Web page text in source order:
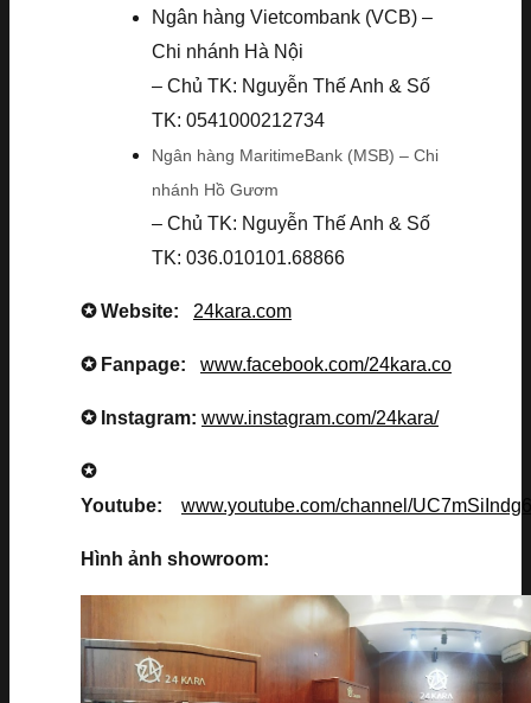
Ngân hàng Vietcombank (VCB) –
Chi nhánh Hà Nội
– Chủ TK: Nguyễn Thế Anh & Số
TK: 0541000212734
Ngân hàng MaritimeBank (MSB) – Chi
nhánh Hồ Gươm
– Chủ TK: Nguyễn Thế Anh & Số
TK: 036.010101.68866
✪ Website: 24kara.com
✪ Fanpage: www.facebook.com/24kara.co
✪ Instagram: www.instagram.com/24kara/
✪
Youtube: www.youtube.com/channel/
Hình ảnh showroom: